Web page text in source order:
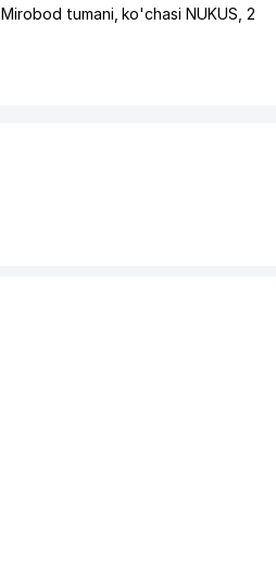
,Mirobod tumani ,ko'chasi NUKUS , 2